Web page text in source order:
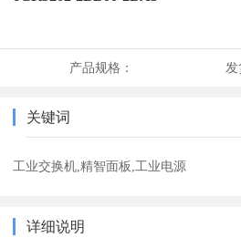
产品规格： 发
关键词
工业交换机,精智面板,工业电源
详细说明